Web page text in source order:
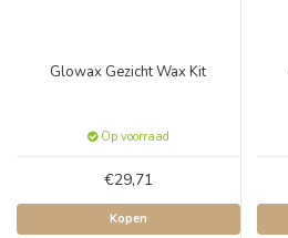
Glowax Gezicht Wax Kit
Op voorraad
€29,71
Kopen